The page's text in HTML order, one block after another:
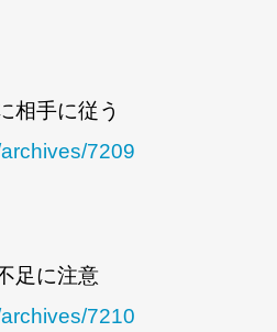
相手に従う
7209
足に注意
7210